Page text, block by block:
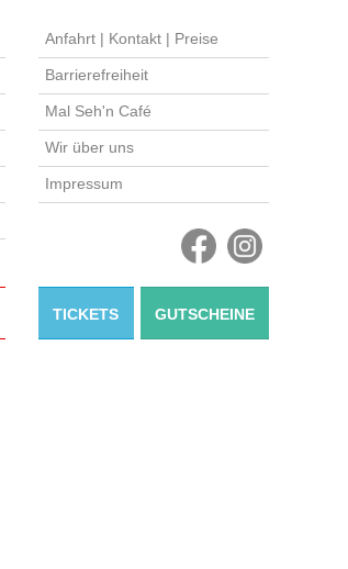
Anfahrt | Kontakt | Preise
Barrierefreiheit
Mal Seh'n Café
Wir über uns
Impressum
TICKETS GUTSCHEINE